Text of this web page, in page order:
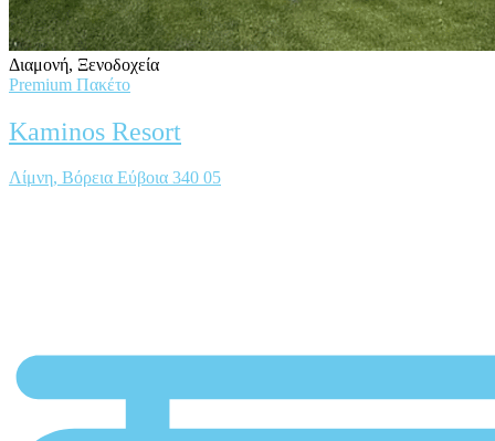
Διαμονή, Ξενοδοχεία
Premium Πακέτο
Kaminos Resort
Λίμνη, Βόρεια Εύβοια 340 05